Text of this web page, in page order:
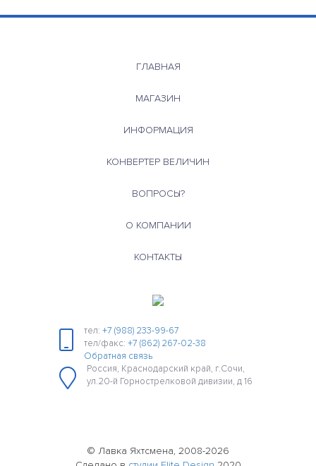
ГЛАВНАЯ
МАГАЗИН
ИНФОРМАЦИЯ
КОНВЕРТЕР ВЕЛИЧИН
ВОПРОСЫ?
О КОМПАНИИ
КОНТАКТЫ
тел: +7 (988) 233-99-67
тел/факс: +7 (862) 267-02-38
Обратная связь
Россия, Краснодарский край, г.Сочи,
ул.20-й Горнострелковой дивизии, д 16
© Лавка Яхтсмена, 2008-2026